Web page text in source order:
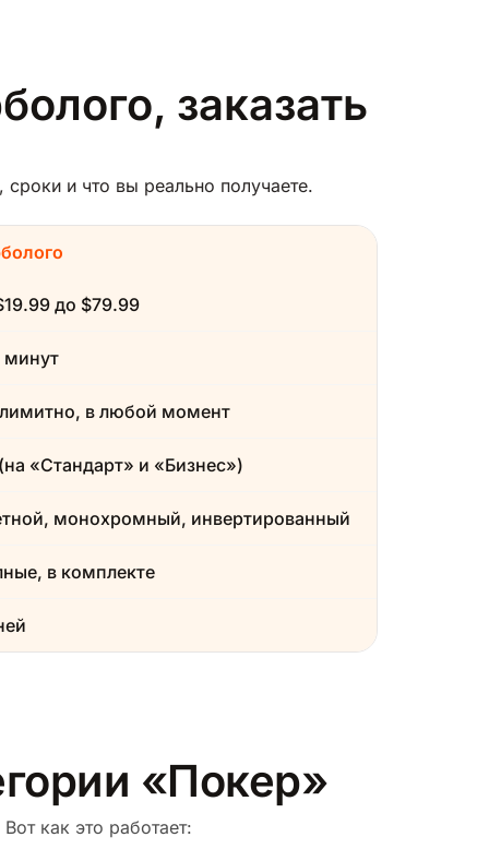
заказать
и что вы реально получаете.
до $79.99
минут
в любой момент
«Стандарт» и «Бизнес»)
монохромный, инвертированный
в комплекте
«Покер»
как это работает: